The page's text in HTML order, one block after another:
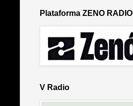
Plataforma ZENO RADIO
V Radio